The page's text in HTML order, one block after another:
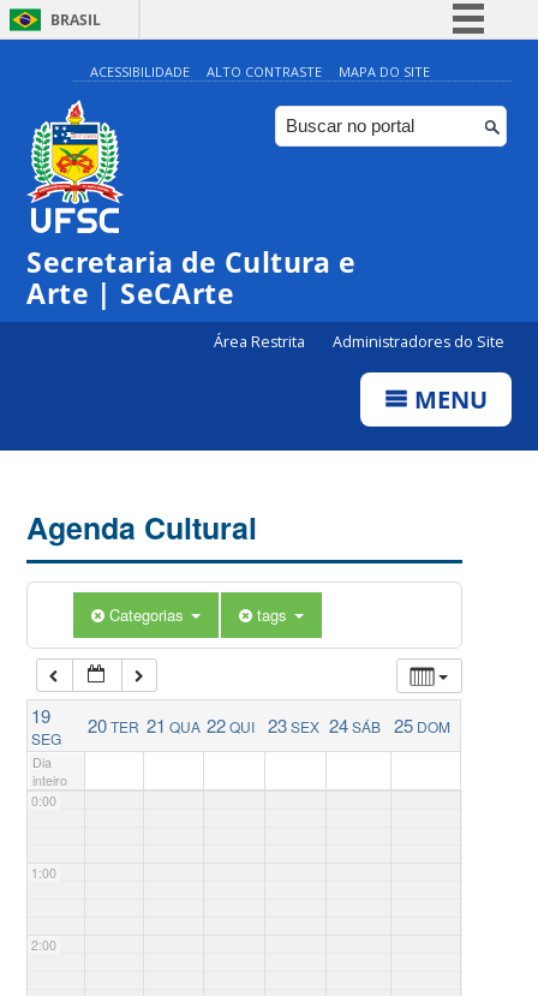
BRASIL
Simplifique!
Comunica BR
Participe
ACESSIBILIDADE ALTO CONTRASTE MAPA DO SITE
Secretaria de Cultura e
Arte | SeCArte
Área Restrita Administradores do Site
MENU
Agenda Cultural
Categorias tags
19
SEG
20TER 21 QUA 22QUI 23SEX 24SÁB 25 DOM
Dia
inteiro
0:00
1:00
2:00